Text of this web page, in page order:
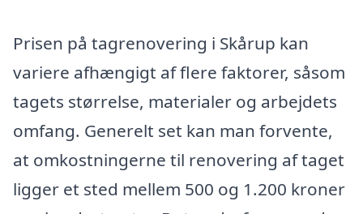
Prisen på tagrenovering i Skårup kan
variere afhængigt af flere faktorer, såsom
tagets størrelse, materialer og arbejdets
omfang. Generelt set kan man forvente,
at omkostningerne til renovering af taget
ligger et sted mellem 500 og 1.200 kroner